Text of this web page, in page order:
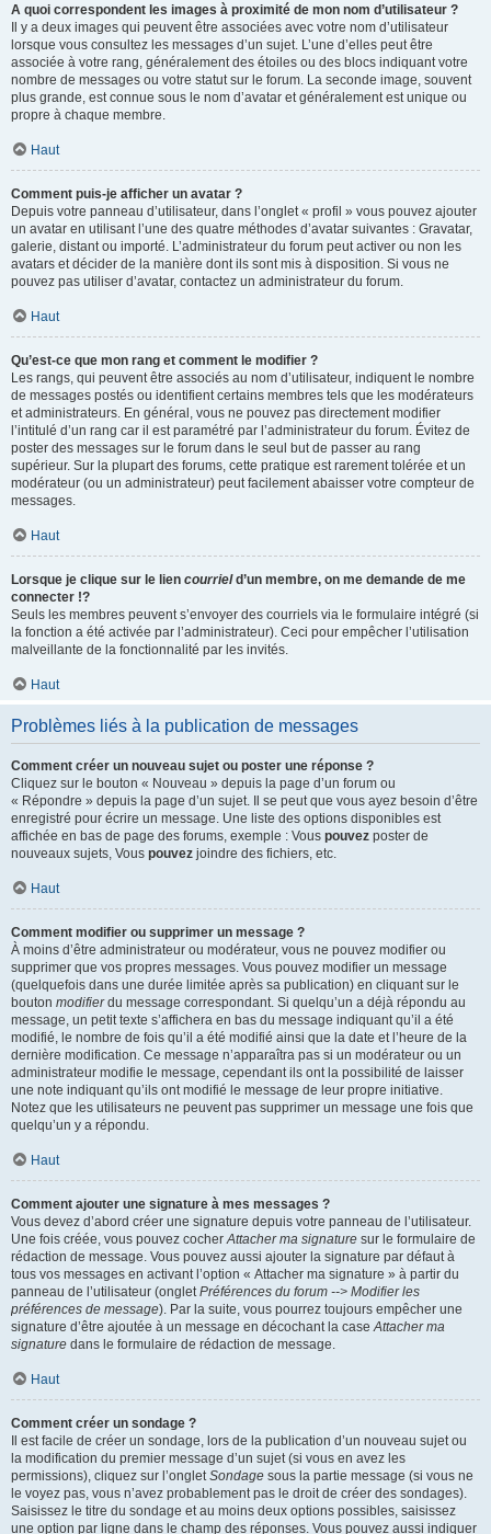
A quoi correspondent les images à proximité de mon nom d’utilisateur ?
Il y a deux images qui peuvent être associées avec votre nom d’utilisateur
lorsque vous consultez les messages d’un sujet. L’une d’elles peut être
associée à votre rang, généralement des étoiles ou des blocs indiquant votre
nombre de messages ou votre statut sur le forum. La seconde image, souvent
plus grande, est connue sous le nom d’avatar et généralement est unique ou
propre à chaque membre.
Haut
Comment puis-je afficher un avatar ?
Depuis votre panneau d’utilisateur, dans l’onglet « profil » vous pouvez ajouter
un avatar en utilisant l’une des quatre méthodes d’avatar suivantes : Gravatar,
galerie, distant ou importé. L’administrateur du forum peut activer ou non les
avatars et décider de la manière dont ils sont mis à disposition. Si vous ne
pouvez pas utiliser d’avatar, contactez un administrateur du forum.
Haut
Qu’est-ce que mon rang et comment le modifier ?
Les rangs, qui peuvent être associés au nom d’utilisateur, indiquent le nombre
de messages postés ou identifient certains membres tels que les modérateurs
et administrateurs. En général, vous ne pouvez pas directement modifier
l’intitulé d’un rang car il est paramétré par l’administrateur du forum. Évitez de
poster des messages sur le forum dans le seul but de passer au rang
supérieur. Sur la plupart des forums, cette pratique est rarement tolérée et un
modérateur (ou un administrateur) peut facilement abaisser votre compteur de
messages.
Haut
Lorsque je clique sur le lien courrield’un membre, on me demande de me
connecter !?
Seuls les membres peuvent s’envoyer des courriels via le formulaire intégré (si
la fonction a été activée par l’administrateur). Ceci pour empêcher l’utilisation
malveillante de la fonctionnalité par les invités.
Haut
Problèmes liés à la publication de messages
Comment créer un nouveau sujet ou poster une réponse ?
Cliquez sur le bouton « Nouveau » depuis la page d’un forum ou
« Répondre » depuis la page d’un sujet. Il se peut que vous ayez besoin d’être
enregistré pour écrire un message. Une liste des options disponibles est
affichée en bas de page des forums, exemple : Vous pouvez poster de
nouveaux sujets, Vous pouvez joindre des fichiers, etc.
Haut
Comment modifier ou supprimer un message ?
À moins d’être administrateur ou modérateur, vous ne pouvez modifier ou
supprimer que vos propres messages. Vous pouvez modifier un message
(quelquefois dans une durée limitée après sa publication) en cliquant sur le
bouton modifierdu message correspondant. Si quelqu’un a déjà répondu au
message, un petit texte s’affichera en bas du message indiquant qu’il a été
modifié, le nombre de fois qu’il a été modifié ainsi que la date et l’heure de la
dernière modification. Ce message n’apparaîtra pas si un modérateur ou un
administrateur modifie le message, cependant ils ont la possibilité de laisser
une note indiquant qu’ils ont modifié le message de leur propre initiative.
Notez que les utilisateurs ne peuvent pas supprimer un message une fois que
quelqu’un y a répondu.
Haut
Comment ajouter une signature à mes messages ?
Vous devez d’abord créer une signature depuis votre panneau de l’utilisateur.
Une fois créée, vous pouvez cocherAttacher ma signature sur le formulaire de
rédaction de message. Vous pouvez aussi ajouter la signature par défaut à
tous vos messages en activant l’option « Attacher ma signature » à partir du
panneau de l’utilisateur (ongletPréférences du forum --> Modifier les
préférences de message). Par la suite, vous pourrez toujours empêcher une
signature d’être ajoutée à un message en décochant la caseAttacher ma
signature dans le formulaire de rédaction de message.
Haut
Comment créer un sondage ?
Il est facile de créer un sondage, lors de la publication d’un nouveau sujet ou
la modification du premier message d’un sujet (si vous en avez les
permissions), cliquez sur l’ongletSondage sous la partie message (si vous ne
le voyez pas, vous n’avez probablement pas le droit de créer des sondages).
Saisissez le titre du sondage et au moins deux options possibles, saisissez
une option par ligne dans le champ des réponses. Vous pouvez aussi indiquer